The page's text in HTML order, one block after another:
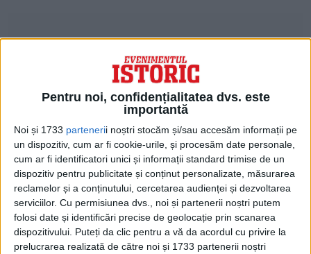
Pentru noi, confidențialitatea dvs. este
importantă
Noi și 1733 partenerii noștri stocăm și/sau accesăm informații pe
un dispozitiv, cum ar fi cookie-urile, și procesăm date personale,
cum ar fi identificatori unici și informații standard trimise de un
dispozitiv pentru publicitate și conținut personalizate, măsurarea
reclamelor și a conținutului, cercetarea audienței și dezvoltarea
serviciilor. Cu permisiunea dvs., noi și partenerii noștri putem
folosi date și identificări precise de geolocație prin scanarea
dispozitivului. Puteți da clic pentru a vă da acordul cu privire la
prelucrarea realizată de către noi și 1733 partenerii noștri
După cum a raportat anterior Ryan Pickrell
de laInsider, Kievul a susținut că
avansează în ciuda așteptărilor nerealiste,